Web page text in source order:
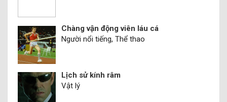
Chàng vận động viên láu cá
Người nổi tiếng, Thể thao
Lịch sử kính râm
Vật lý